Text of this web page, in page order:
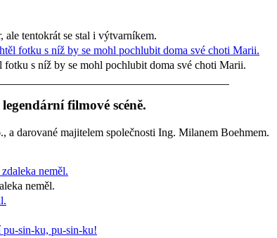
ale tentokrát se stal i výtvarníkem.
fotku s níž by se mohl pochlubit doma své choti Marii.
filmové scéně.
darované majitelem společnosti Ing. Milanem Boehmem.
neměl.